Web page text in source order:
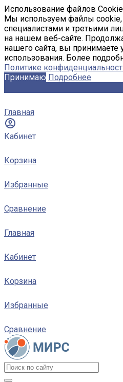
Использование файлов Cookie
Мы используем файлы
специалистами и третьими
на нашем веб-сайте.
нашего сайта, вы принимаете
использования. Более
Политике
Принимаю Подробнее
Главная
Кабинет
Корзина
Избранные
Сравнение
Главная
Кабинет
Корзина
Избранные
Сравнение